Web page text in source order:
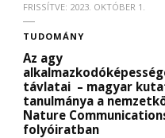
FRISSÍTVE: 2023. OKTÓBER 1.
TUDOMÁNY
Az agy
távlatai – magyar
tanulmánya a
Nature
folyóiratban